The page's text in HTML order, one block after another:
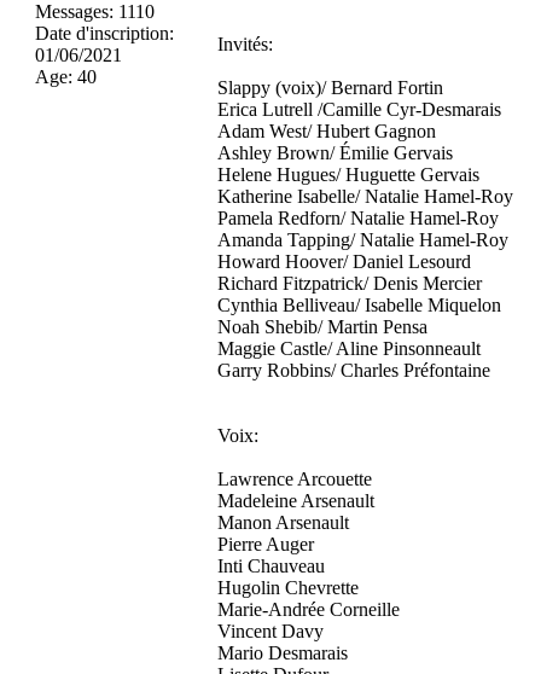
Messages: 1110
Date d'inscription:
01/06/2021
Age: 40
Invités:
Slappy (voix)/ Bernard Fortin
Erica Lutrell /Camille Cyr-Desmarais
Adam West/ Hubert Gagnon
Ashley Brown/ Émilie Gervais
Helene Hugues/ Huguette Gervais
Katherine Isabelle/ Natalie Hamel-Roy
Pamela Redforn/ Natalie Hamel-Roy
Amanda Tapping/ Natalie Hamel-Roy
Howard Hoover/ Daniel Lesourd
Richard Fitzpatrick/ Denis Mercier
Cynthia Belliveau/ Isabelle Miquelon
Noah Shebib/ Martin Pensa
Maggie Castle/ Aline Pinsonneault
Garry Robbins/ Charles Préfontaine
Voix:
Lawrence Arcouette
Madeleine Arsenault
Manon Arsenault
Pierre Auger
Inti Chauveau
Hugolin Chevrette
Marie-Andrée Corneille
Vincent Davy
Mario Desmarais